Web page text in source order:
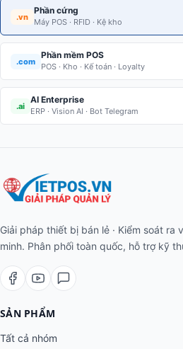
.vn
Phần cứng
Máy POS · RFID · Kệ kho
.com
Phần mềm POS
POS · Kho · Kế toán · Loyalty
.ai
AI Enterprise
ERP · Vision AI · Bot Telegram
Giải pháp thiết bị bán lẻ · Kiểm soát ra
minh. Phân phối toàn quốc, hỗ trợ kỹ
SẢN PHẨM
Tất cả nhóm